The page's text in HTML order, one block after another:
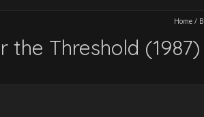
Home / B
the Threshold (1987)